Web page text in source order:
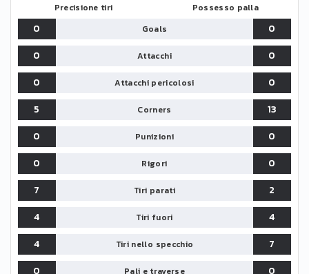
Precisione tiri Possesso palla
0 Goals
0
0
Attacchi
0
0
Attacchi pericolosi
0
5
Corners
13
0
Punizioni
0
0
Rigori
0
7
Tiri parati
2
4
Tiri fuori
4
4
Tiri nello specchio
7
0
Pali e traverse 0